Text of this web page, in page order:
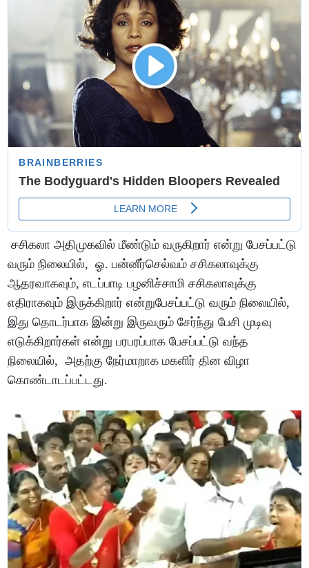
சசிகலா அதிமுகவில் மீண்டும் வருகிறார் என்று பேசப்பட்டு
வரும் நிலையில், ஓ. பன்னீர்செல்வம் சசிகலாவுக்கு
ஆதரவாகவும், எடப்பாடி பழனிச்சாமி சசிகலாவுக்கு
எதிராகவும் இருக்கிறார் என்றுபேசப்பட்டு வரும் நிலையில்,
இது தொடர்பாக இன்று இருவரும் சேர்ந்து பேசி முடிவு
எடுக்கிறார்கள் என்று பரபரப்பாக பேசப்பட்டு வந்த
நிலையில், அதற்கு நேர்மாறாக மகளிர் தின விழா
கொண்டாடப்பட்டது.